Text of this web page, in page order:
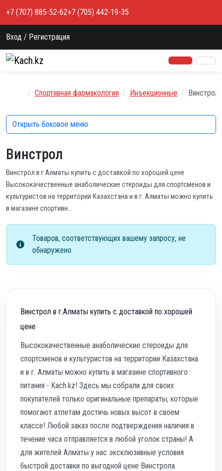
+7 (707) 885-52-62+7 (705) 442-19-35
Вход / Регистрация
Главная
Спортивная фармакология Инъекционные Винстрол
Винстрол
Винстрол в г.Алматы купить с доставкой по хорошей цене
Высококачественные анаболические стероиды для спортсменов и
культуристов на территории Казахстана и в г. Алматы можно купить
в магазине спортивн…
Товаров, соответствующих вашему запросу, не
обнаружено.
Винстрол в г.Алматы купить с доставкой по хорошей
цене
Высококачественные анаболические стероиды для
спортсменов и культуристов на территории Казахстана
и в г. Алматы можно купить в магазине спортивного
питания - Kach.kz! Здесь мы собрали для своих
покупателей только оригинальные препараты, которые
помогают атлетам достичь новых высот в своем
классе! Любой заказ после подтверждения наличия в
течение часа отправляется в любой уголок страны! А
для жителей Алматы у нас эксклюзивные условия
быстрой доставки по выгодной цене Винстрола
Открыть боковое меню